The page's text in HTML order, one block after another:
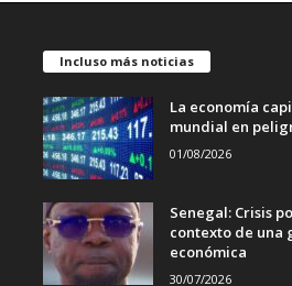
Incluso más noticias
La economía
mundial en
01/08/2026
Senegal: Crisis
contexto de una
económica
30/07/2026